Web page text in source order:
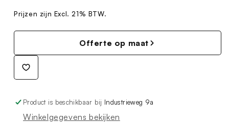
Prijzen zijn Excl. 21% BTW.
Offerte op maat
Product is beschikbaar bij Industrieweg 9a
Winkelgegevens bekijken